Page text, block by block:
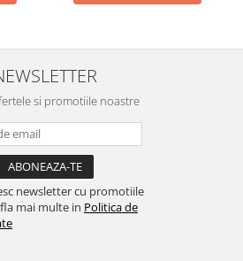
si promotiile noastre
newsletter cu promotiile
mai multe in Politica de